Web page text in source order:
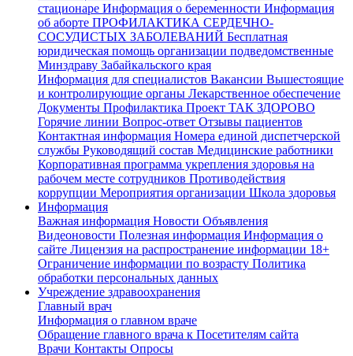
стационаре Информация о беременности Информация
об аборте ПРОФИЛАКТИКА СЕРДЕЧНО-
СОСУДИСТЫХ ЗАБОЛЕВАНИЙ Бесплатная
юридическая помощь организации подведомственные
Минздраву Забайкальского края
Информация для специалистов Вакансии Вышестоящие
и контролирующие органы Лекарственное обеспечение
Документы Профилактика Проект ТАК ЗДОРОВО
Горячие линии Вопрос-ответ Отзывы пациентов
Контактная информация Номера единой диспетчерской
службы Руководящий состав Медицинские работники
Корпоративная программа укрепления здоровья на
рабочем месте сотрудников Противодействия
коррупции Мероприятия организации Школа здоровья
Информация
Важная информация Новости Объявления
Видеоновости Полезная информация Информация о
сайте Лицензия на распространение информации 18+
Ограничение информации по возрасту Политика
обработки персональных данных
Учреждение здравоохранения
Главный врач
Информация о главном враче
Обращение главного врача к Посетителям сайта
Врачи Контакты Опросы